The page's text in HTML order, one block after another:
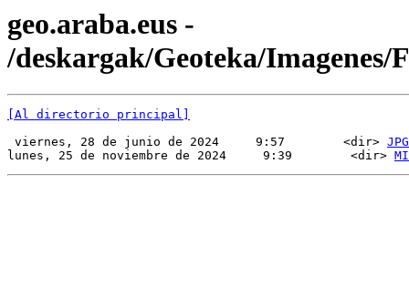
geo.araba.eus -
/deskargak/Geoteka/Imagenes/
[Al directorio principal]
viernes, 28 de junio de 2024     9:57        <dir> JPG
lunes, 25 de noviembre de 2024     9:39        <dir>